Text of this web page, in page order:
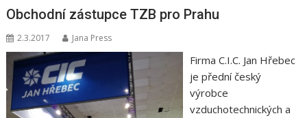
Obchodní zástupce TZB pro Prahu
2.3.2017 Jana Press
Firma C.I.C. Jan Hřebec
je přední český
výrobce
vzduchotechnických a